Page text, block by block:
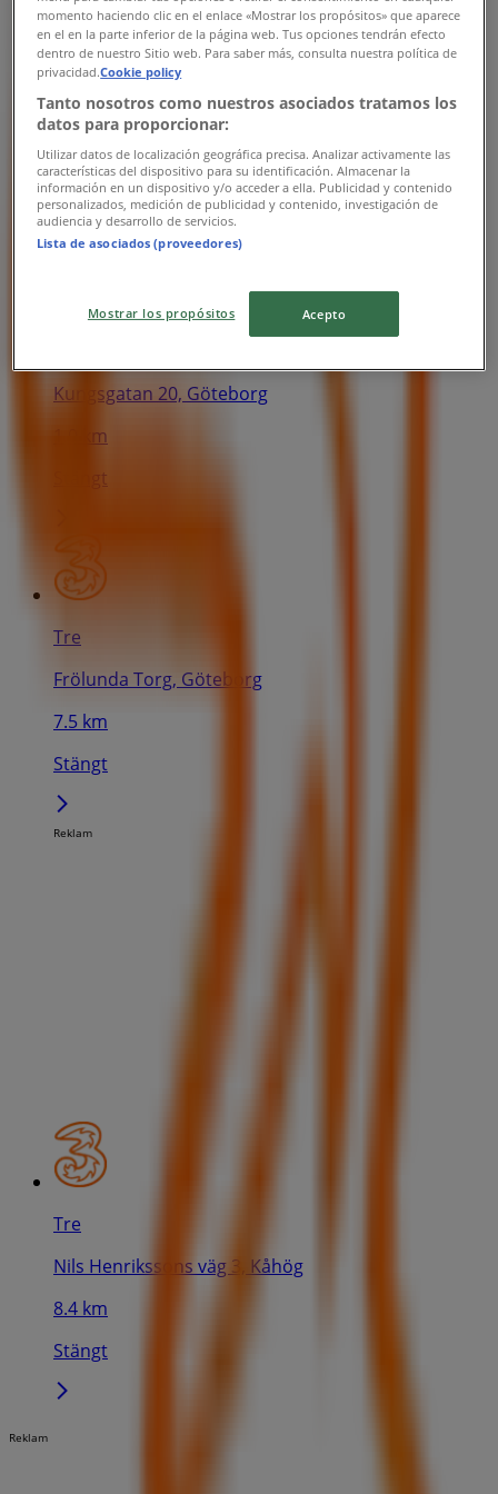
Tre
Östra Larmgatan 15, Göteborg
545 m
Stängt
Kungsgatan 20, Göteborg
1.0 km
Stängt
Tre
Frölunda Torg, Göteborg
7.5 km
Stängt
Reklam
Tre
Nils Henrikssons väg 3, Kåhög
8.4 km
Stängt
Reklam
momento haciendo clic en el enlace «Mostrar los propósitos» que aparece
en el en la parte inferior de la página web. Tus opciones tendrán efecto
dentro de nuestro Sitio web. Para saber más, consulta nuestra política de
privacidad.Cookie policy
Tanto nosotros como nuestros asociados tratamos los
datos para proporcionar:
Utilizar datos de localización geográfica precisa. Analizar activamente las
características del dispositivo para su identificación. Almacenar la
información en un dispositivo y/o acceder a ella. Publicidad y contenido
personalizados, medición de publicidad y contenido, investigación de
audiencia y desarrollo de servicios.
Lista de asociados (proveedores)
Mostrar los propósitos Acepto